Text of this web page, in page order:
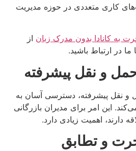
کاری متعددی در حوزه مدیریت
به کانادا بدون مدرک زبان از
در ارتباط باشید.
و نقل پیشرفته
و نقل پیشرفته، دسترسی آسان به
این امر برای مدیران بازرگانی
دارند، اهمیت زیادی دارد.
و تطابق